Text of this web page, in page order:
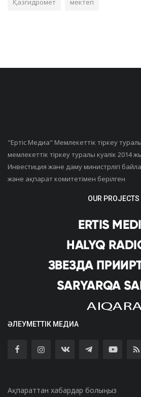
Қазгидромет мектеп
"Ертiс Медиа" Мемлекеттік тіркеу
мемлекеттік тіркеу туралы куәлік 2014
Инвестиция және даму министрлігі
және ақпарат комитетімен берілген
OUR PROJECTS
ӘЛЕУМЕТТІК МЕДИА
Ақпараттан хабардар болыңыз